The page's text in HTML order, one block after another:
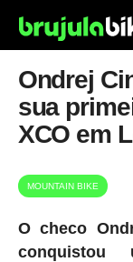
Ondrej
sua
XCO em
MOUNTAIN BIKE
O checo
conquistou